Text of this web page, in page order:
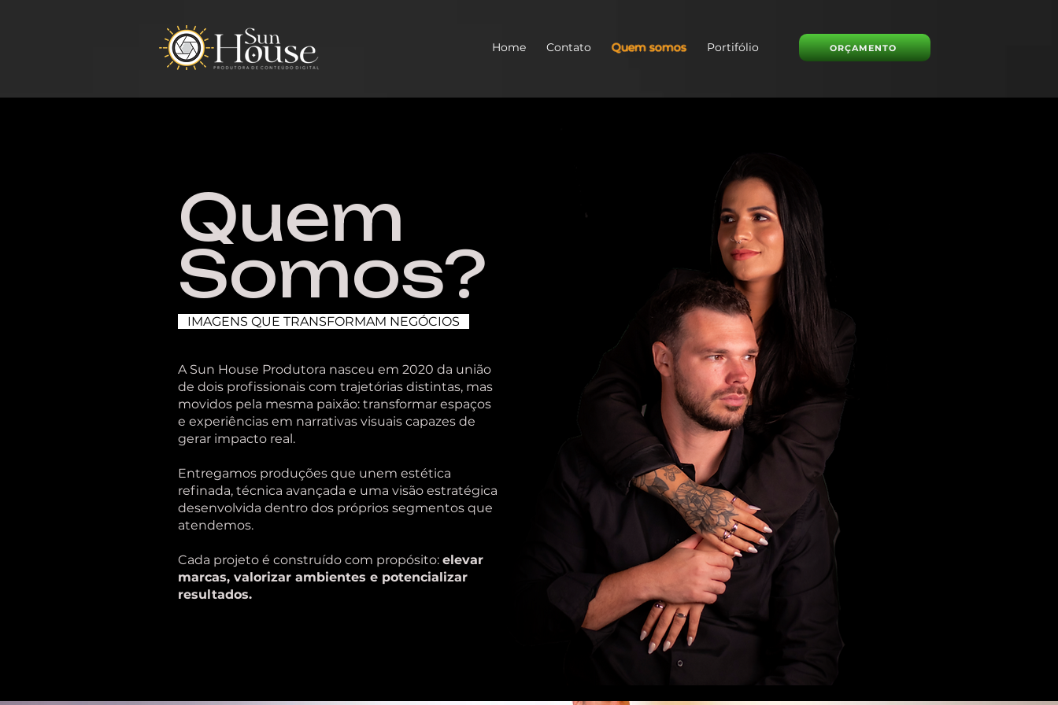
Home Contato Quem somos Portifólio ORÇAMENTO
IMAGENS QUE TRANSFORMAM NEGÓCIOS
Quem
Somos?
A Sun House Produtora nasceu em 2020 da união
de dois profissionais com trajetórias distintas, mas
movidos pela mesma paixão: transformar espaços
e experiências em narrativas visuais capazes de
gerar impacto real.
Entregamos produções que unem estética
refinada, técnica avançada e uma visão estratégica
desenvolvida dentro dos próprios segmentos que
atendemos.
Cada projeto é construído com propósito: elevar
marcas, valorizar ambientes e potencializar
resultados.